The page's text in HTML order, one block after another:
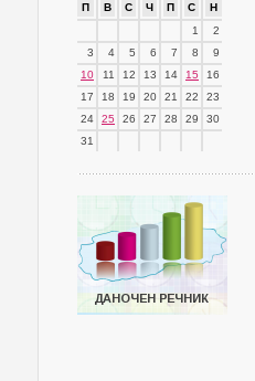
П В С Ч П С
Н
1
2
3
4 5 6 7 8
9
10
11 12 13 14 15
16
17
18 19 20 21 22
23
24
25 26 27 28 29
30
31